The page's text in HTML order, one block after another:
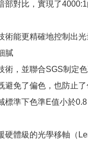
部對比，實現了
術能更精確地控制出
膩
術，並聯合SGS制定
避免了偏色，也防止
標準下色準E值小於
硬體級的光學移軸（